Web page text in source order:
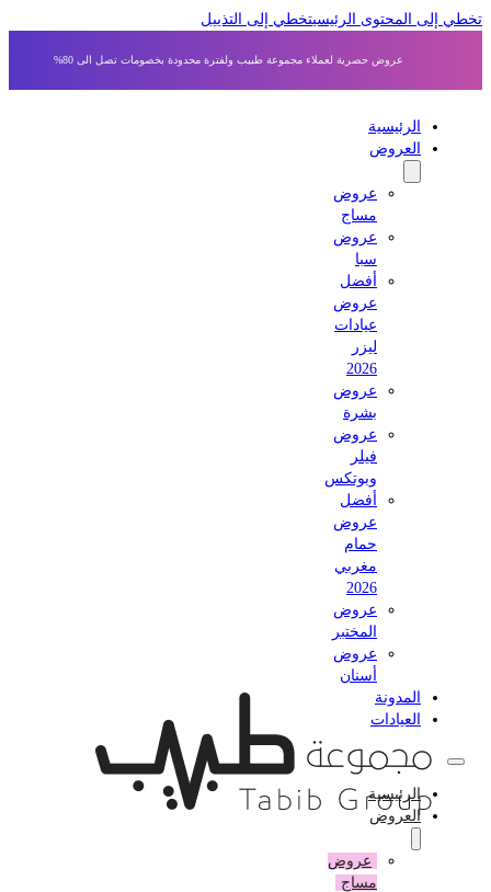
إلى المحتوى الرئيسي تخطي إلى التذييل
عروض حصرية لعملاء مجموعة طبيب ولفترة محدودة بخصومات تصل الى 80%
الرئيسية
العروض
عروض
مساج
عروض
أفضل
عروض
عيادات
عروض
بشرة
عروض
وبوتكس
أفضل
عروض
حمام
مغربي
عروض
المختبر
عروض
أسنان
المدونة
العيادات
الرئيسية
العروض
عروض
مساج